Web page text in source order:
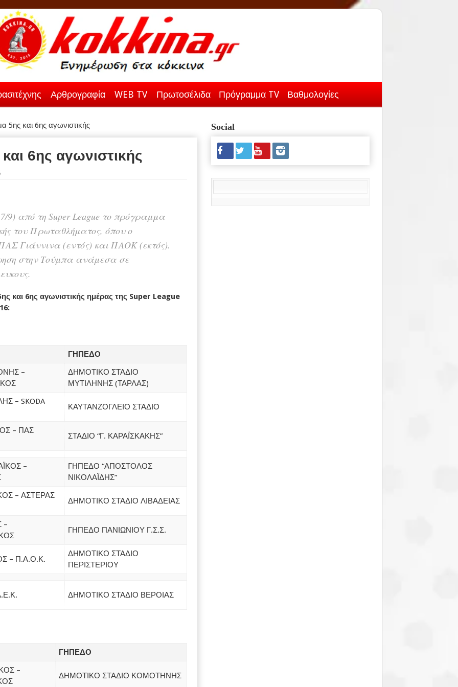
Αρθρογραφία WEB TV Πρωτοσέλιδα Πρόγραμμα TV Βαθμολογίες
5ης και 6ης αγωνιστικής
6ης αγωνιστικής
9) από τη Super League το πρόγραμμα
του Πρωταθλήματος, όπου ο
Γιάννινα (εντός) και ΠΑΟΚ (εκτός).
στην Τούμπα ανάμεσα σε
και 6ης αγωνιστικής ημέρας της Super League
ΓΗΠΕΔΟ
–
ΔΗΜΟΤΙΚΟ ΣΤΑΔΙΟ
ΜΥΤΙΛΗΝΗΣ (ΤΑΡΛΑΣ)
– SKODA
ΚΑΥΤΑΝΖΟΓΛΕΙΟ ΣΤΑΔΙΟ
– ΠΑΣ
ΣΤΑΔΙΟ “Γ. ΚΑΡΑΪΣΚΑΚΗΣ”
–
ΓΗΠΕΔΟ “ΑΠΟΣΤΟΛΟΣ
ΝΙΚΟΛΑΪΔΗΣ”
– ΑΣΤΕΡΑΣ
ΔΗΜΟΤΙΚΟ ΣΤΑΔΙΟ ΛΙΒΑΔΕΙΑΣ
–
ΓΗΠΕΔΟ ΠΑΝΙΩΝΙΟΥ Γ.Σ.Σ.
– Π.Α.Ο.Κ.
ΔΗΜΟΤΙΚΟ ΣΤΑΔΙΟ
ΠΕΡΙΣΤΕΡΙΟΥ
ΔΗΜΟΤΙΚΟ ΣΤΑΔΙΟ ΒΕΡΟΙΑΣ
ΓΗΠΕΔΟ
–
ΔΗΜΟΤΙΚΟ ΣΤΑΔΙΟ ΚΟΜΟΤΗΝΗΣ
Social